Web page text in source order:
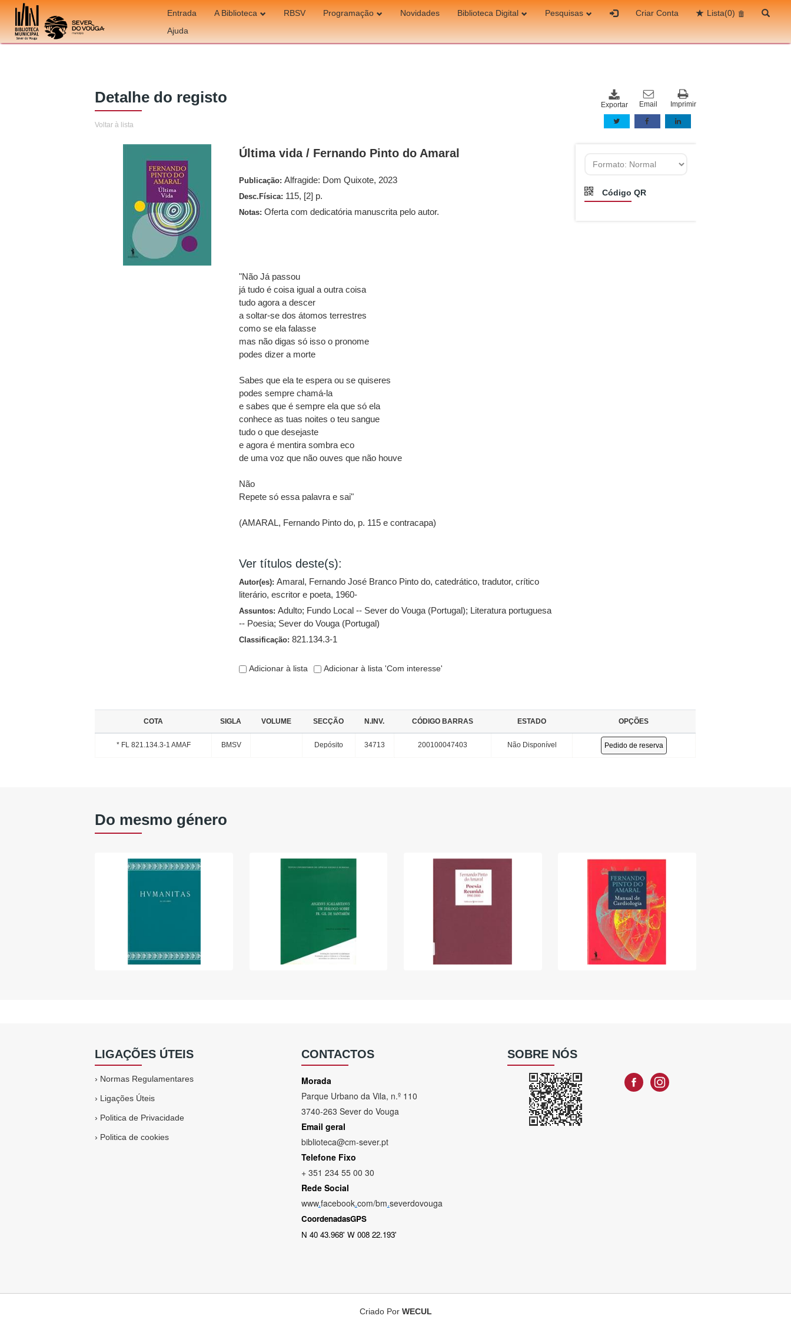
Ir para o conteúdo
Entrada A Biblioteca RBSV Programação Novidades Biblioteca Digital Pesquisas Criar Conta Lista(0)
Ajuda
Detalhe do registo Imprimir
Email
Exportar
Voltar à lista
Última vida / Fernando Pinto do Amaral
Publicação:Alfragide: Dom Quixote, 2023
Desc.Física: 115, [2] p.
Notas:Oferta com dedicatória manuscrita pelo autor.
"Não Já passou
já tudo é coisa igual a outra coisa
tudo agora a descer
a soltar-se dos átomos terrestres
como se ela falasse
mas não digas só isso o pronome
podes dizer a morte
Sabes que ela te espera ou se quiseres
podes sempre chamá-la
e sabes que é sempre ela que só ela
conhece as tuas noites o teu sangue
tudo o que desejaste
e agora é mentira sombra eco
de uma voz que não ouves que não houve
Não
Repete só essa palavra e sai"
(AMARAL, Fernando Pinto do, p. 115 e contracapa)
Ver títulos deste(s):
Autor(es):Amaral, Fernando José Branco Pinto do, catedrático, tradutor, crítico
literário, escritor e poeta, 1960-
Assuntos:Adulto; Fundo Local -- Sever do Vouga (Portugal); Literatura portuguesa
-- Poesia; Sever do Vouga (Portugal)
Classificação:821.134.3-1
Adicionar à lista Adicionar à lista 'Com interesse'
Código QR
COTA SIGLA VOLUME SECÇÃO N.INV. CÓDIGO BARRAS ESTADO OPÇÕES
* FL 821.134.3-1 AMAF BMSV Depósito 34713 200100047403 Não Disponível Pedido de reserva
Do mesmo género
LIGAÇÕES ÚTEIS
› Normas Regulamentares
› Ligações Úteis
› Politica de Privacidade
› Politica de cookies
CONTACTOS
Morada
Parque Urbano da Vila, n.º 110
3740-263 Sever do Vouga
Email geral
biblioteca@cm-sever.pt
Telefone Fixo
+ 351 234 55 00 30
Rede Social
www.facebook.com/bm.severdovouga
CoordenadasGPS
N 40 43.968' W 008 22.193'
SOBRE NÓS
Criado Por WECUL